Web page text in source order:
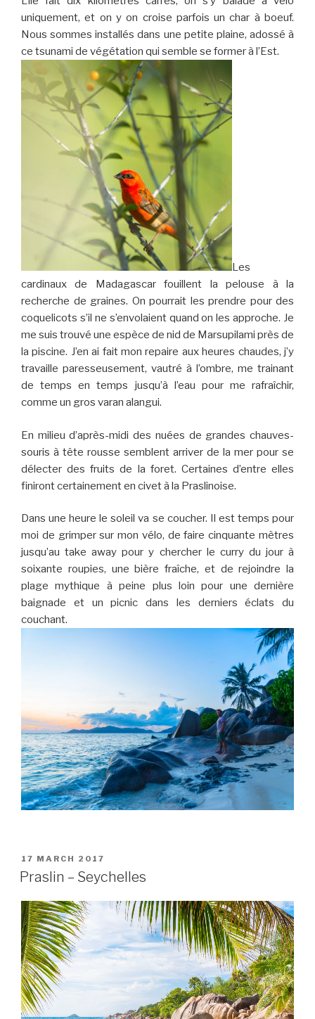
uniquement, et on y on croise parfois un char à boeuf.
Nous sommes installés dans une petite plaine, adossé à
ce tsunami de végétation qui semble se former à l’Est.
Les
cardinaux de Madagascar fouillent la pelouse à la
recherche de graines. On pourrait les prendre pour des
coquelicots s’il ne s’envolaient quand on les approche. Je
me suis trouvé une espèce de nid de Marsupilami près de
la piscine. J’en ai fait mon repaire aux heures chaudes, j’y
travaille paresseusement, vautré à l’ombre, me trainant
de temps en temps jusqu’à l’eau pour me rafraîchir,
comme un gros varan alangui.
En milieu d’après-midi des nuées de grandes chauves-
souris à tête rousse semblent arriver de la mer pour se
délecter des fruits de la foret. Certaines d’entre elles
finiront certainement en civet à la Praslinoise.
Dans une heure le soleil va se coucher. Il est temps pour
moi de grimper sur mon vélo, de faire cinquante mètres
jusqu’au take away pour y chercher le curry du jour à
soixante roupies, une bière fraîche, et de rejoindre la
plage mythique à peine plus loin pour une dernière
baignade et un picnic dans les derniers éclats du
couchant.
POSTED
ON
17 MARCH 2017
Praslin – Seychelles